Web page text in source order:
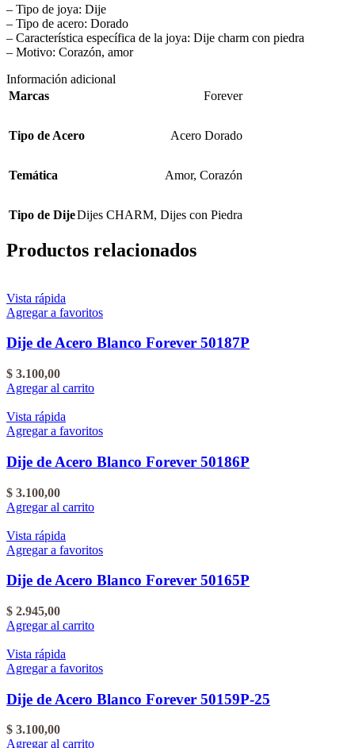
– Tipo de joya: Dije
– Tipo de acero: Dorado
– Característica específica de la joya: Dije charm con piedra
– Motivo: Corazón, amor
Información adicional
Marcas
Forever
Tipo de Acero Acero Dorado
Temática Amor, Corazón
Tipo de DijeDijes CHARM, Dijes con Piedra
Productos relacionados
Vista rápida
Agregar a favoritos
Dije de Acero Blanco Forever 50187P
$ 3.100,00
Agregar al carrito
Vista rápida
Agregar a favoritos
Dije de Acero Blanco Forever 50186P
$ 3.100,00
Agregar al carrito
Vista rápida
Agregar a favoritos
Dije de Acero Blanco Forever 50165P
$ 2.945,00
Agregar al carrito
Vista rápida
Agregar a favoritos
Dije de Acero Blanco Forever 50159P-25
$ 3.100,00
Agregar al carrito